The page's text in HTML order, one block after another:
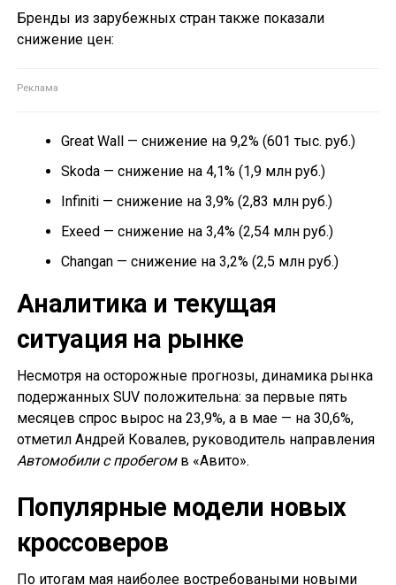
Бренды из зарубежных стран также показали
снижение цен:
Great Wall — снижение на 9,2% (601 тыс. руб.)
Skoda — снижение на 4,1% (1,9 млн руб.)
Infiniti — снижение на 3,9% (2,83 млн руб.)
Exeed — снижение на 3,4% (2,54 млн руб.)
Changan — снижение на 3,2% (2,5 млн руб.)
Аналитика и текущая
ситуация на рынке
Несмотря на осторожные прогнозы, динамика рынка
подержанных SUV положительна: за первые пять
месяцев спрос вырос на 23,9%, а в мае — на 30,6%,
отметил Андрей Ковалев, руководитель направления
Автомобили с пробегомв «Авито».
Популярные модели новых
кроссоверов
По итогам мая наиболее востребоваными новыми